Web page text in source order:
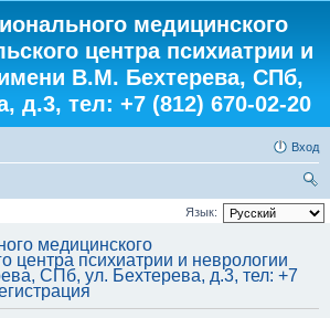
медицинского
центра психиатрии и
В.М. Бехтерева, СПб,
д.3, тел: +7 (812) 670-02-20
Вход
ои
Язык:
медицинского
центра психиатрии и неврологии
СПб, ул. Бехтерева, д.3, тел: +7